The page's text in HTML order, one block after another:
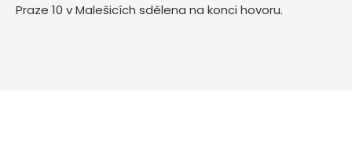
Praze 10 v Malešicích sdělena na konci hovoru.